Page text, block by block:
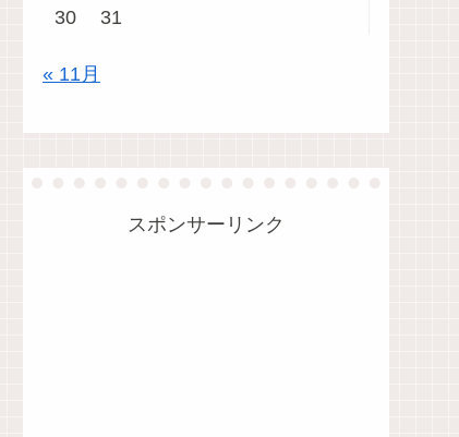
30
31
« 11月
スポンサーリンク